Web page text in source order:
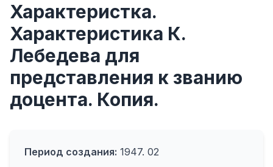
Характеристка.
Характеристика К.
Лебедева для
представления к званию
доцента. Копия.
Период создания: 1947. 02